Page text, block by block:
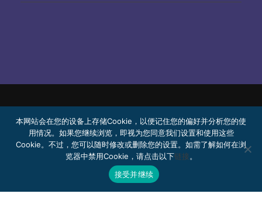
S.C.
内容由机器翻译生成。翻译准确性可能因语言而异。
公益法律服务
加入我们 Webmail
本网站会在您的设备上存储Cookie，以便记住您的偏好并分析您的使
用情况。如果您继续浏览，即视为您同意我们设置和使用这些
Cookie。不过，您可以随时修改或删除您的设置。如需了解如何在浏
览器中禁用Cookie，请点击以下链接。
接受并继续